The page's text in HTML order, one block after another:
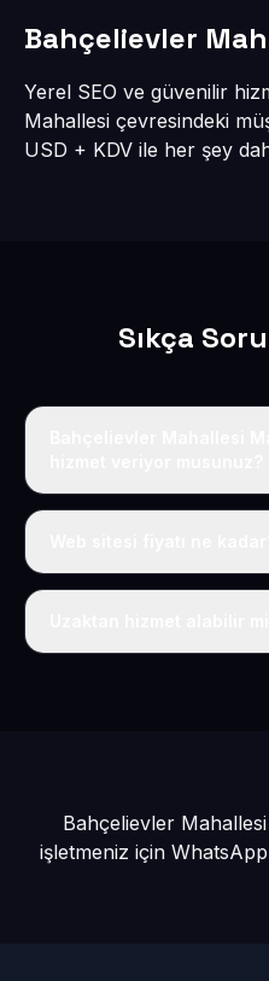
Bahçelievler
Yerel SEO ve güvenilir
Mahallesi çevresindeki
USD + KDV ile her şey
Sıkça
Evet, Bahçelievler
Tek fiyat: yılda 50 USD +
Bahçelievler
işletmeniz için